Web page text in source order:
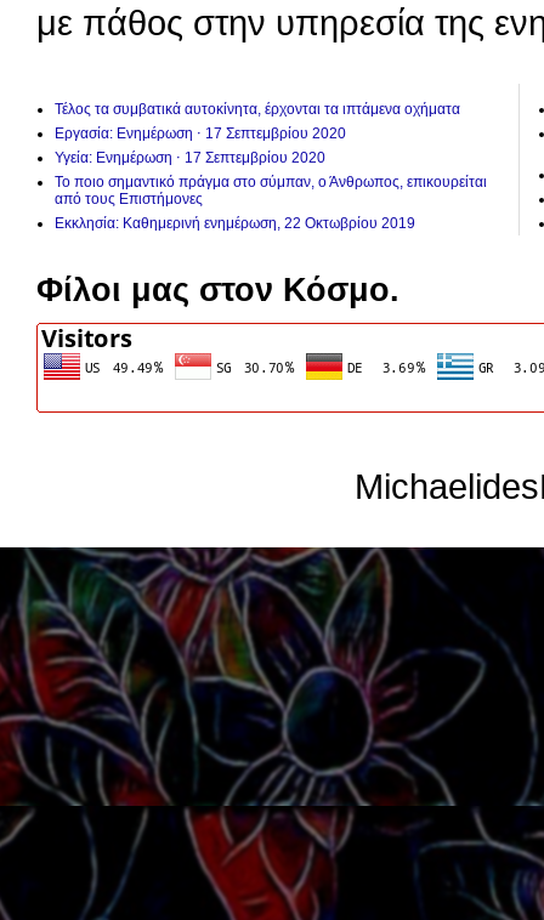
με πάθος στην υπηρεσία της
Τέλος τα συμβατικά αυτοκίνητα, έρχονται τα ιπτάμενα οχήματα
Εργασία: Ενημέρωση ⋅ 17 Σεπτεμβρίου 2020
Υγεία: Ενημέρωση ⋅ 17 Σεπτεμβρίου 2020
Το ποιο σημαντικό πράγμα στο σύμπαν, ο Άνθρωπος, επικουρείται
από τους Επιστήμονες
Εκκλησία: Καθημερινή ενημέρωση, 22 Οκτωβρίου 2019
Φίλοι μας στον Κόσμο.